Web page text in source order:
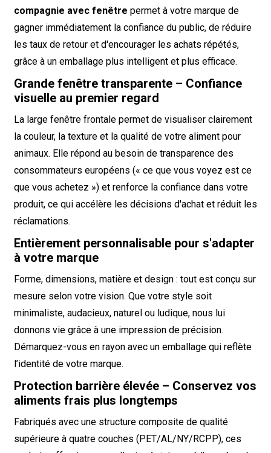
compagnie avec fenêtre permet à votre marque de
gagner immédiatement la confiance du public, de réduire
les taux de retour et d'encourager les achats répétés,
grâce à un emballage plus intelligent et plus efficace.
Grande fenêtre transparente – Confiance
visuelle au premier regard
La large fenêtre frontale permet de visualiser clairement
la couleur, la texture et la qualité de votre aliment pour
animaux. Elle répond au besoin de transparence des
consommateurs européens (« ce que vous voyez est ce
que vous achetez ») et renforce la confiance dans votre
produit, ce qui accélère les décisions d'achat et réduit les
réclamations.
Entièrement personnalisable pour s'adapter
à votre marque
Forme, dimensions, matière et design : tout est conçu sur
mesure selon votre vision. Que votre style soit
minimaliste, audacieux, naturel ou ludique, nous lui
donnons vie grâce à une impression de précision.
Démarquez-vous en rayon avec un emballage qui reflète
l’identité de votre marque.
Protection barrière élevée – Conservez vos
aliments frais plus longtemps
Fabriqués avec une structure composite de qualité
supérieure à quatre couches (PET/AL/NY/RCPP), ces